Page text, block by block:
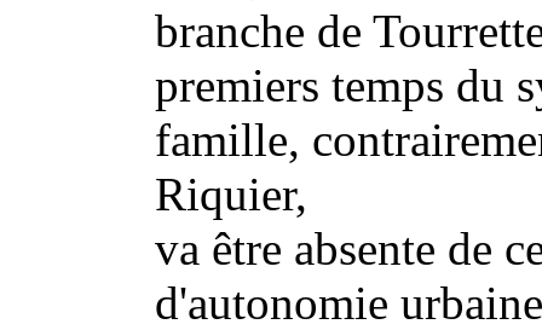
branche de
premiers temps du
famille,
Riquier,
va être absente de
d'autonomie